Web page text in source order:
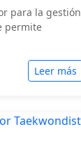
para la gestión
permite
Leer más